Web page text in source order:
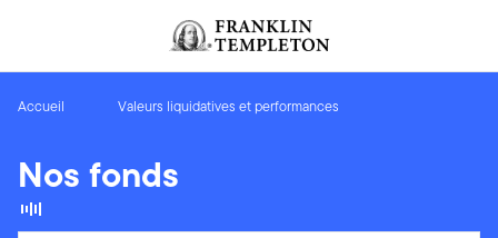
Header menu toggle
Accueil Valeurs liquidatives et performances
Nos fonds